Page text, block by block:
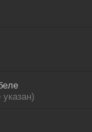
указан)